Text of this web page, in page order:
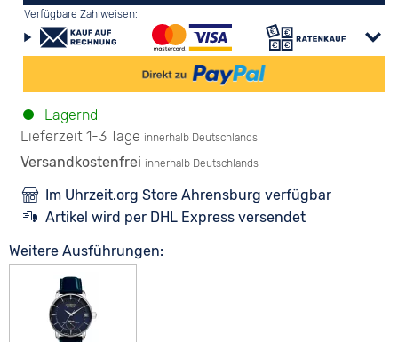
Verfügbare Zahlweisen:
Lagernd
Lieferzeit 1-3 Tage innerhalb Deutschlands
Versandkostenfrei innerhalb Deutschlands
Im Uhrzeit.org Store Ahrensburg verfügbar
Artikel wird per DHL Express versendet
Weitere Ausführungen: